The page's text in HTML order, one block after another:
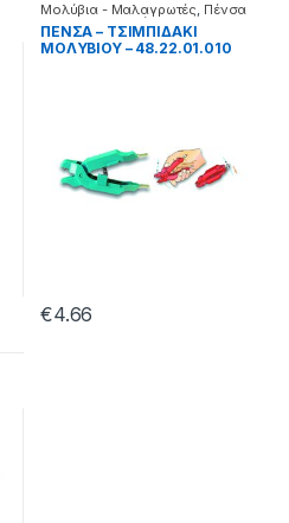
Μολύβια - Μαλαγρωτές, Πένσα
για Σχιστα Μολύβια
ΠENΣA – TΣIMΠIΔAKI
MOΛYBIOY – 48.22.01.010
€4.66